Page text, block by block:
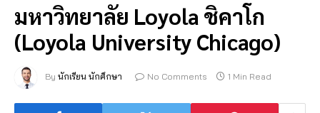
มหาวิทยาลัย Loyola ชิคาโก
(Loyola University Chicago)
By นักเรียน นักศึกษา No Comments 1 Min Read